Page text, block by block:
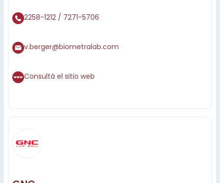
2258-1212 / 7271-5706
v.berger@biometralab.com
Consultá el sitio web